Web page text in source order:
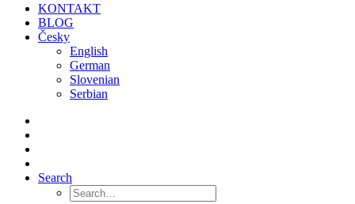
KONTAKT
BLOG
Česky
English
German
Slovenian
Serbian
Search